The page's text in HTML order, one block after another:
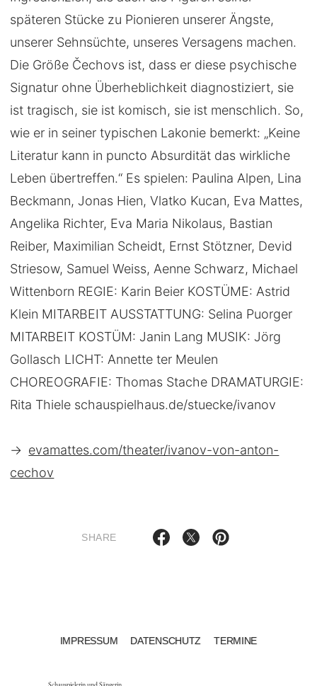
späteren Stücke zu Pionieren unserer Ängste,
unserer Sehnsüchte, unseres Versagens machen.
Die Größe Čechovs ist, dass er diese psychische
Signatur ohne Überheblichkeit diagnostiziert, sie
ist tragisch, sie ist komisch, sie ist menschlich. So,
wie er in seiner typischen Lakonie bemerkt: „Keine
Literatur kann in puncto Absurdität das wirkliche
Leben übertreffen.“ Es spielen: Paulina Alpen, Lina
Beckmann, Jonas Hien, Vlatko Kucan, Eva Mattes,
Angelika Richter, Eva Maria Nikolaus, Bastian
Reiber, Maximilian Scheidt, Ernst Stötzner, Devid
Striesow, Samuel Weiss, Aenne Schwarz, Michael
Wittenborn REGIE: Karin Beier KOSTÜME: Astrid
Klein MITARBEIT AUSSTATTUNG: Selina Puorger
MITARBEIT KOSTÜM: Janin Lang MUSIK: Jörg
Gollasch LICHT: Annette ter Meulen
CHOREOGRAFIE: Thomas Stache DRAMATURGIE:
Rita Thiele schauspielhaus.de/stuecke/ivanov
→ evamattes.com/theater/ivanov-von-anton-
cechov
SHARE
IMPRESSUM DATENSCHUTZ TERMINE